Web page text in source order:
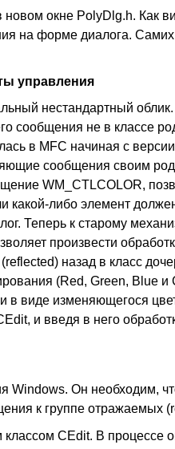
окне PolyDlg.h. Как
на форме диалога. Самих
управления
нестандартный
сообщения не в классе
в MFC начиная с
сообщения своим
WM_CTLCOLOR,
либо элемент
Теперь к старому
произвести
назад в класс
(Red, Green, Blue и
в виде изменяющегося
и введя в него
Он необходим,
к группе отражаемых
CEdit. В процессе